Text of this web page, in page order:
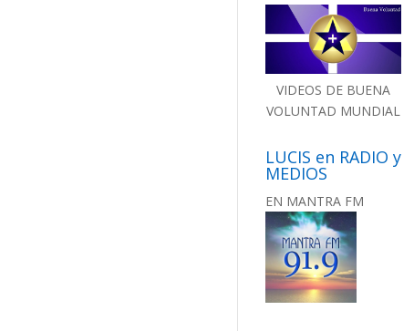
VIDEOS DE BUENA
VOLUNTAD MUNDIAL
LUCIS en RADIO y
MEDIOS
EN MANTRA FM